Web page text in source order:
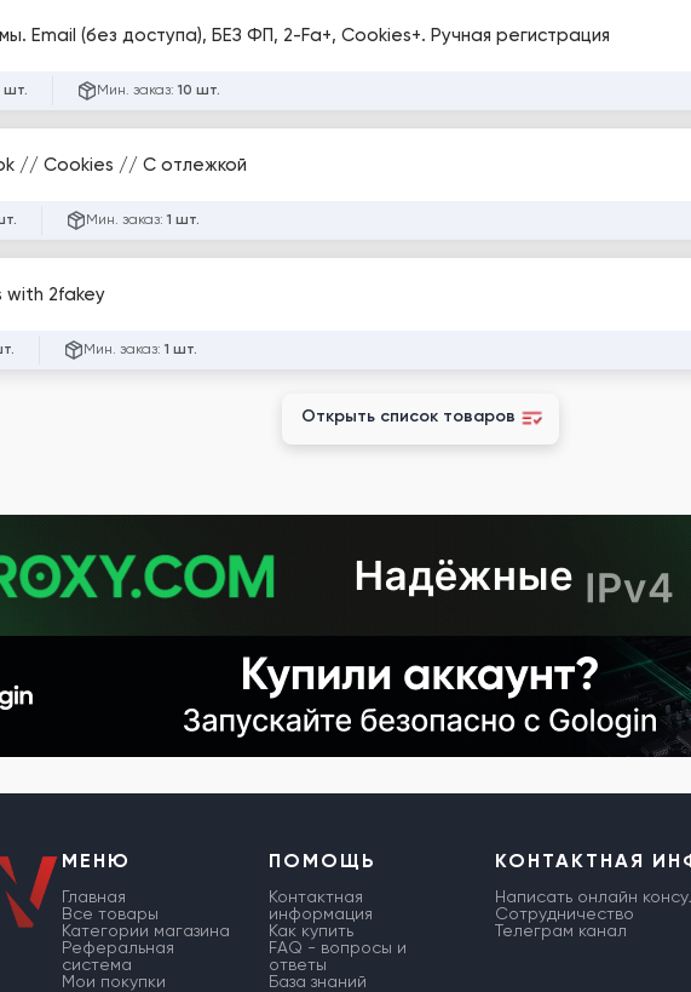
Email (без доступа), БЕЗ ФП, 2-Fa+, Cookies+. Ручная регистрация
шт. Мин. заказ: 10 шт.
// Cookies // С отлежкой
Мин. заказ: 1 шт.
with 2fakey
Мин. заказ: 1 шт.
Открыть список товаров
МЕНЮ
Главная
Все товары
Категории магазина
Реферальная
система
Мои покупки
ПОМОЩЬ
Контактная
информация
Как купить
FAQ - вопросы и
ответы
База знаний
КОНТАКТНАЯ
Написать онлайн
Сотрудничество
Телеграм канал